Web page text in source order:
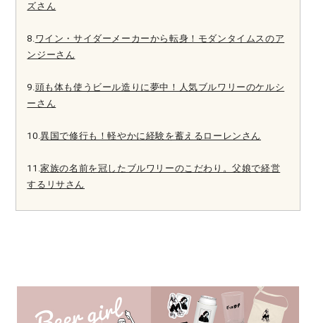
ズさん
8.ワイン・サイダーメーカーから転身！モダンタイムスのア
ンジーさん
9.頭も体も使うビール造りに夢中！人気ブルワリーのケルシ
ーさん
10.異国で修行も！軽やかに経験を蓄えるローレンさん
11.家族の名前を冠したブルワリーのこだわり。父娘で経営
するリサさん